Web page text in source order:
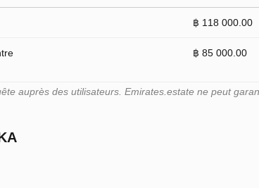
฿ 118 000.00
฿ 85 000.00
auprès des utilisateurs. Emirates.estate ne peut